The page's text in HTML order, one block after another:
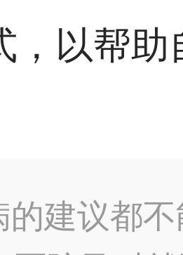
以帮助
建议都